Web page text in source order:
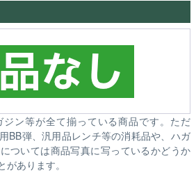
ン等が全て揃っている商品です。ただ
BB弾、汎用品レンチ等の消耗品や、ハガ
ついては商品写真に写っているかどうか
あります。